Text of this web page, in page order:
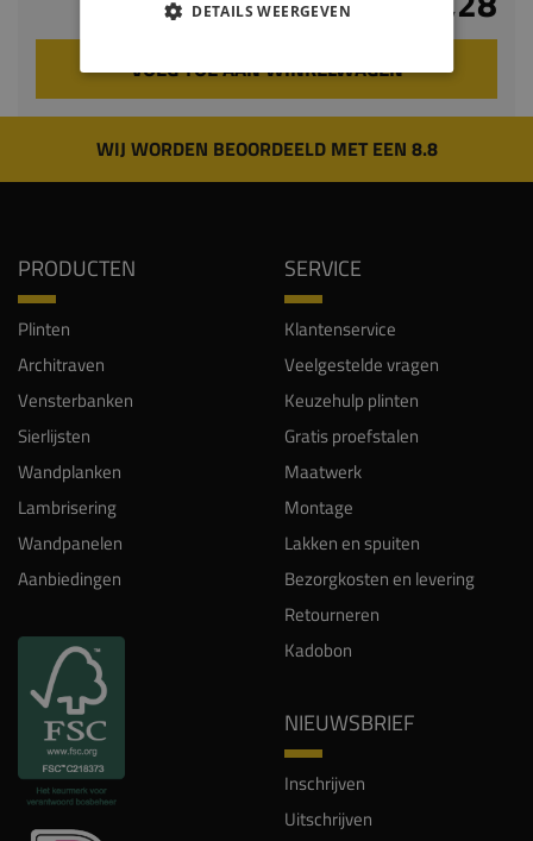
VOEG TOE AAN WINKELWAGEN
WIJ WORDEN BEOORDEELD MET EEN 8.8
PRODUCTEN
Plinten
Architraven
Vensterbanken
Sierlijsten
Wandplanken
Lambrisering
Wandpanelen
Aanbiedingen
SERVICE
Klantenservice
Veelgestelde vragen
Keuzehulp plinten
Gratis proefstalen
Maatwerk
Montage
Lakken en spuiten
Bezorgkosten en levering
Retourneren
Kadobon
NIEUWSBRIEF
Inschrijven
Uitschrijven
DETAILS WEERGEVEN